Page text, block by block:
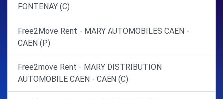
FONTENAY (C)
Free2Move Rent - MARY AUTOMOBILES CAEN -
CAEN (P)
Free2move Rent - MARY DISTRIBUTION
AUTOMOBILE CAEN - CAEN (C)